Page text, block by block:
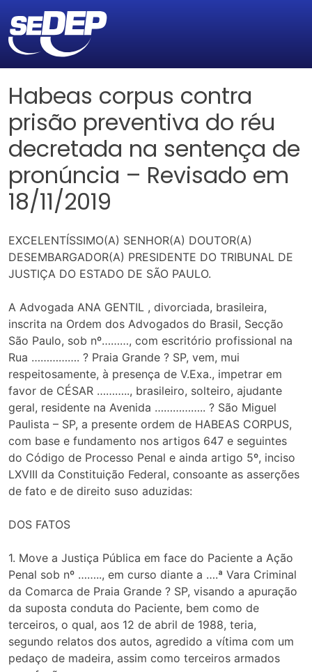
Habeas corpus contra
prisão preventiva do réu
decretada na sentença de
pronúncia – Revisado em
18/11/2019
EXCELENTÍSSIMO(A) SENHOR(A) DOUTOR(A)
DESEMBARGADOR(A) PRESIDENTE DO TRIBUNAL DE
JUSTIÇA DO ESTADO DE SÃO PAULO.
A Advogada ANA GENTIL , divorciada, brasileira,
inscrita na Ordem dos Advogados do Brasil, Secção
São Paulo, sob nº………, com escritório profissional na
Rua ……………. ? Praia Grande ? SP, vem, mui
respeitosamente, à presença de V.Exa., impetrar em
favor de CÉSAR ……….., brasileiro, solteiro, ajudante
geral, residente na Avenida …………….. ? São Miguel
Paulista – SP, a presente ordem de HABEAS CORPUS,
com base e fundamento nos artigos 647 e seguintes
do Código de Processo Penal e ainda artigo 5º, inciso
LXVIII da Constituição Federal, consoante as asserções
de fato e de direito suso aduzidas:
DOS FATOS
1. Move a Justiça Pública em face do Paciente a Ação
Penal sob nº …….., em curso diante a ….ª Vara Criminal
da Comarca de Praia Grande ? SP, visando a apuração
da suposta conduta do Paciente, bem como de
terceiros, o qual, aos 12 de abril de 1988, teria,
segundo relatos dos autos, agredido a vítima com um
pedaço de madeira, assim como terceiros armados